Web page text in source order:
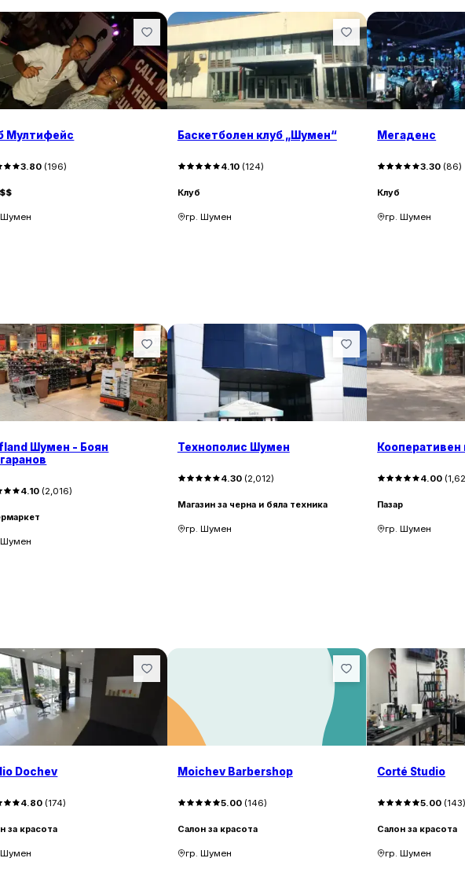
Мултифейс
3.80 (196)
$$
Шумен
Баскетболен клуб „Шумен“
4.10(124)
Клуб
гр. Шумен
Мегаденс
3.30 (86)
Клуб
гр. Шумен
Шумен - Боян
4.10 (2,016)
Шумен
Технополис Шумен
4.30(2,012)
Магазин за черна и бяла техника
гр. Шумен
Кооперативен
4.00 (
Пазар
гр. Шумен
Dochev
4.80 (174)
за красота
Шумен
Moichev Barbershop
5.00(146)
Салон за красота
гр. Шумен
Corté Studio
5.00 (143)
Салон за красота
гр. Шумен